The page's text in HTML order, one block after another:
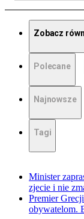
Zobacz
Polecane
Najnowsze
Tagi
Minister
zjecie i nie
Premier
obywatelom.